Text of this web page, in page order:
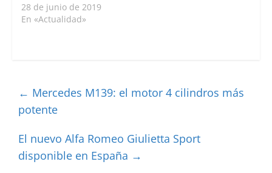
28 de junio de 2019
En «Actualidad»
← Mercedes M139: el motor 4 cilindros más
potente
El nuevo Alfa Romeo Giulietta Sport
disponible en España →